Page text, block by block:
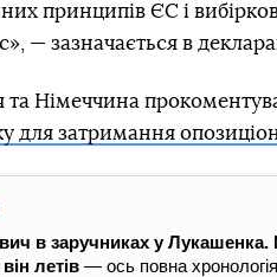
принципів ЄС і
— зазначається в
Німеччина
для затримання
в заручниках у
летів — ось повна